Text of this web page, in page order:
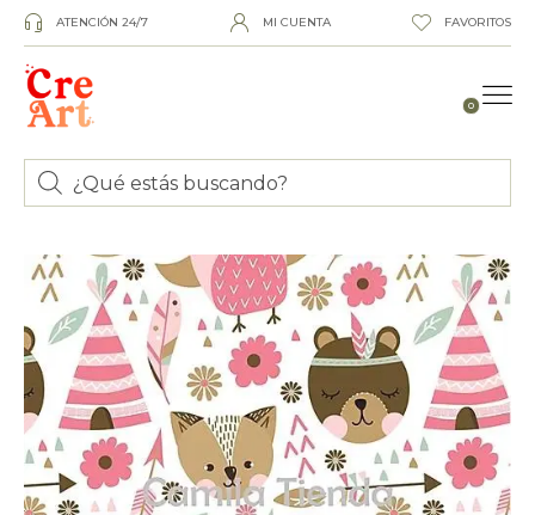
ATENCIÓN 24/7 MI CUENTA FAVORITOS
0